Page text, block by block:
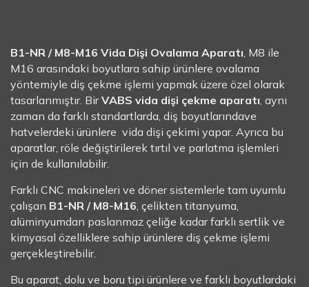
B1-NR / M8-M16 Vida Dişi Ovalama Aparatı , M8 ile
M16 arasındaki boyutlara sahip ürünlere ovalama
yöntemiyle diş çekme işlemi yapmak üzere özel olarak
tasarlanmıştır. BirVABS vida dişi çekme aparatı , aynı
zaman da farklı standartlarda, diş boyutlarındave
hatvelerdeki ürünlere vida dişi çekimi yapar. Ayrıca bu
aparatlar, röle değiştirilerek tırtıl ve parlatma işlemleri
için de kullanılabilir.
Farklı CNC makineleri ve döner sistemlerle tam uyumlu
çalışan B1-NR / M8-M16 , çelikten titanyuma,
alüminyumdan paslanmaz çeliğe kadar farklı sertlik ve
kimyasal özelliklere sahip ürünlere diş çekme işlemi
gerçekleştirebilir.
Bu aparat, dolu ve boru tipi ürünlere ve farklı boyutlardaki